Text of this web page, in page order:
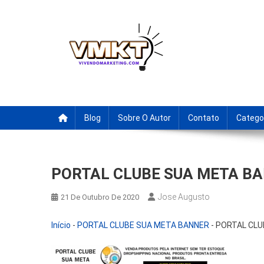
Blog Sobre O Autor Contato
PORTAL CLUBE SUA META
21 De Outubro De 2020 Jose Augusto
Início - PORTAL CLUBE SUA META BANNER - PORTAL